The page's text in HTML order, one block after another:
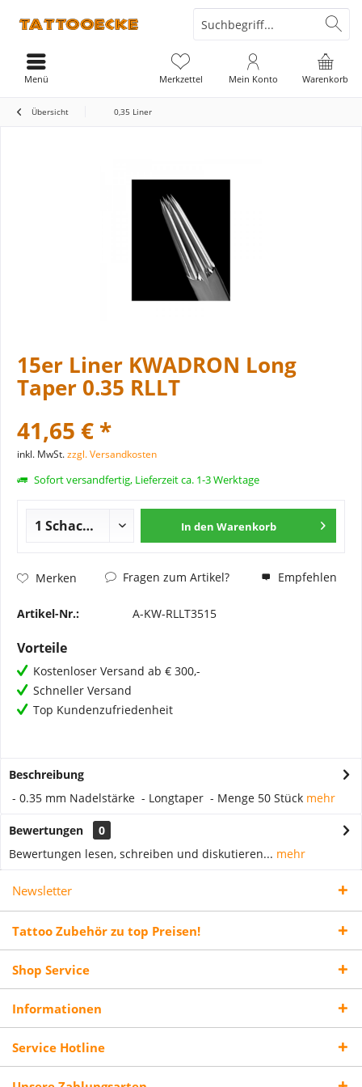
Warenkorb
Merkzettel Mein Konto
Menü
Übersicht 0,35 Liner
15er Liner KWADRON Long
Taper 0.35 RLLT
41,65 € *
inkl. MwSt.zzgl. Versandkosten
Sofort versandfertig, Lieferzeit ca. 1-3 Werktage
In den Warenkorb
Merken Fragen zum Artikel? Empfehlen
Artikel-Nr.: A-KW-RLLT3515
Vorteile
Kostenloser Versand ab € 300,-
Schneller Versand
Top Kundenzufriedenheit
Beschreibung
- 0.35 mm Nadelstärke - Longtaper - Menge 50 Stück mehr
Bewertungen
0
Bewertungen lesen, schreiben und diskutieren... mehr
Newsletter
Tattoo Zubehör zu top Preisen!
Shop Service
Informationen
Service Hotline